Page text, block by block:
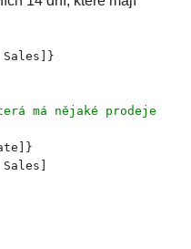
má nějaké prodeje